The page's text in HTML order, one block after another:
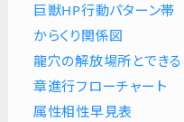
巨獣HP行動パターン帯
からくり関係図
龍穴の解放場所とできる
章進行フローチャート
属性相性早見表